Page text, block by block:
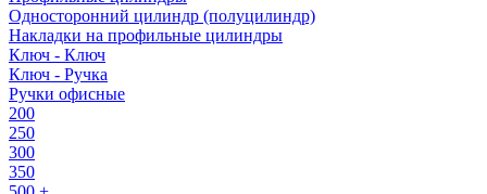
Односторонний цилиндр (полуцилиндр)
Накладки на профильные цилиндры
Ключ - Ключ
Ключ - Ручка
Ручки офисные
200
250
300
350